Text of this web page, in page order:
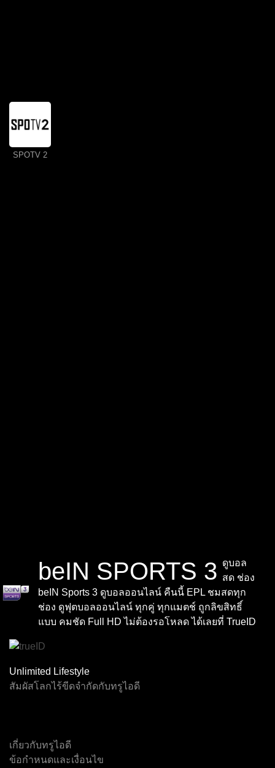
SPOTV 2
Channel F1 Virtual F1 Event 2 Event 3 Event 4 Event 5
beIN SPORTS 3 ดูบอล
สด ช่อง
beIN Sports 3 ดูบอลออนไลน์ คืนนี้ EPL ชมสดทุก
ช่อง ดูฟุตบอลออนไลน์ ทุกคู่ ทุกแมตช์ ถูกลิขสิทธิ์
แบบ คมชัด Full HD ไม่ต้องรอโหลด ได้เลยที่ TrueID
Unlimited Lifestyle
สัมผัสโลกไร้ขีดจำกัดกับทรูไอดี
เกี่ยวกับทรูไอดี
ข้อกำหนดและเงื่อนไข